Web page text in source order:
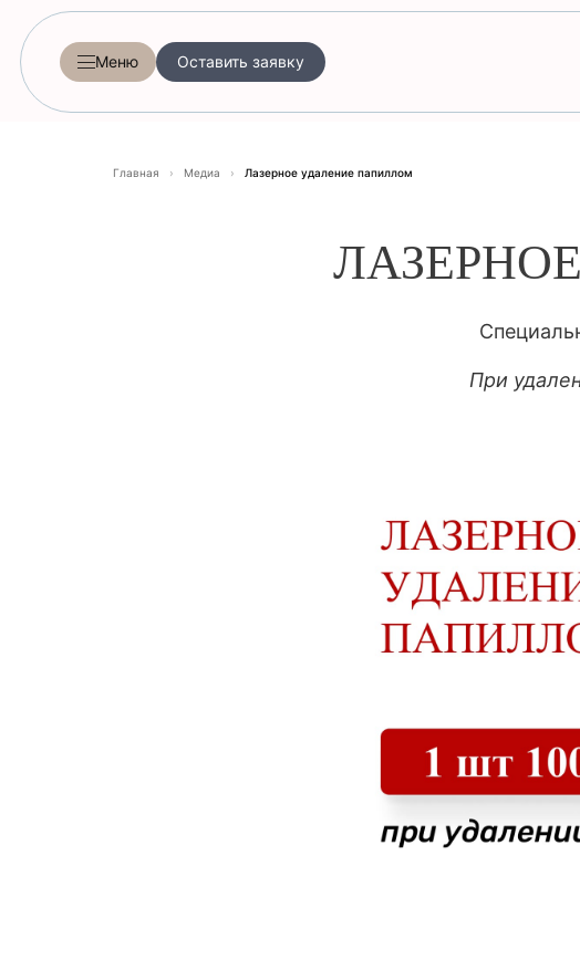
Меню Оставить заявку
Главная › Медиа › Лазерное удаление папиллом
При